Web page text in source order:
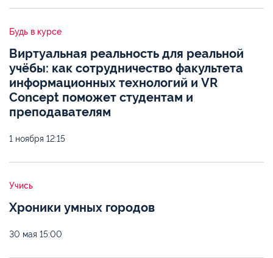
Будь в курсе
Виртуальная реальность для реальной
учёбы: как сотрудничество факультета
информационных технологий и VR
Concept поможет студентам и
преподавателям
1 ноября 12:15
Учись
Хроники умных городов
30 мая 15:00